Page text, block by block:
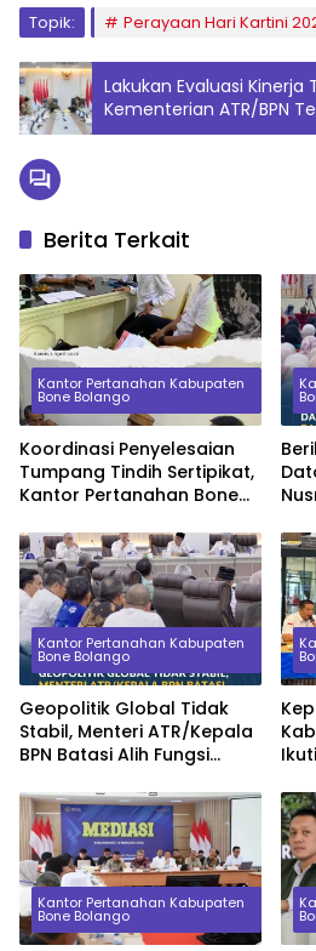
Topik: Perayaan Hari Kartini
Lakukan Evaluasi Kinerja
Kementerian ATR/BPN
untuk Tingkatkan Nilai
Berita Terkait
Kantor Pertanahan Kabupaten
Bone Bolango
Koordinasi Penyelesaian
Tumpang Tindih Sertipikat,
Kantor Pertanahan Bone
Kanwil BPN Provinsi
Gorontalo
Kantor Pertanahan Kabupaten
Bone Bolango
Geopolitik Global Tidak
Stabil, Menteri ATR/Kepala
BPN Batasi Alih Fungsi
Ketahanan Pangan
Kantor Pertanahan Kabupaten
Bone Bolango